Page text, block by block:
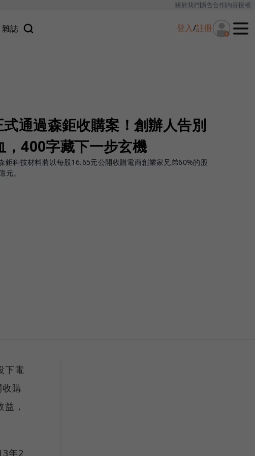
關於我們廣告合作內容授權
雜誌 登入/註冊
通過森鉅收購案！創辦人告別
，400字藏下一步玄機
鉅科技材料將以每股16.65元公開收購電商創業家兄弟60%的股
。
下電
購
，
年2